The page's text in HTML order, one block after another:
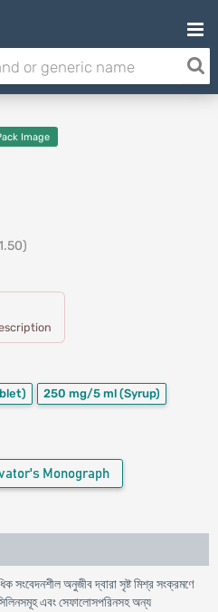
Image
250 mg/5 ml (Syrup)
Monograph
অনুজীব দ্বারা সৃষ্ট মিশ্র সংক্রমণে
এবং সেফালোসপরিনসহ অন্য